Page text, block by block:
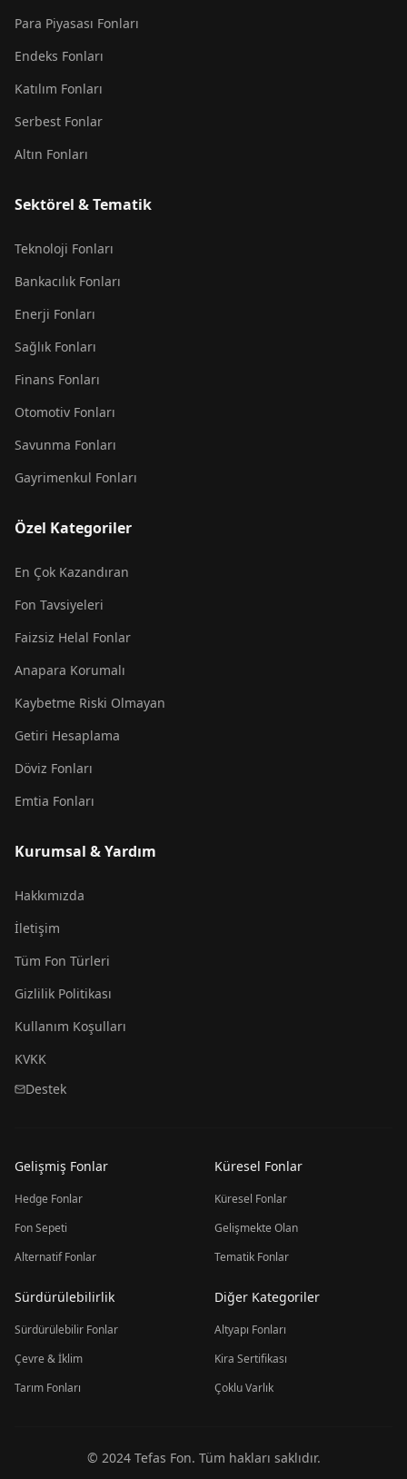
Para Piyasası Fonları
Endeks Fonları
Katılım Fonları
Serbest Fonlar
Altın Fonları
Sektörel & Tematik
Teknoloji Fonları
Bankacılık Fonları
Enerji Fonları
Sağlık Fonları
Finans Fonları
Otomotiv Fonları
Savunma Fonları
Gayrimenkul Fonları
Özel Kategoriler
En Çok Kazandıran
Fon Tavsiyeleri
Faizsiz Helal Fonlar
Anapara Korumalı
Kaybetme Riski Olmayan
Getiri Hesaplama
Döviz Fonları
Emtia Fonları
Kurumsal & Yardım
Hakkımızda
İletişim
Tüm Fon Türleri
Gizlilik Politikası
Kullanım Koşulları
KVKK
Destek
Gelişmiş Fonlar
Hedge Fonlar
Fon Sepeti
Alternatif Fonlar
Küresel Fonlar
Küresel Fonlar
Gelişmekte Olan
Tematik Fonlar
Sürdürülebilirlik
Sürdürülebilir Fonlar
Çevre & İklim
Tarım Fonları
Diğer Kategoriler
Altyapı Fonları
Kira Sertifikası
Çoklu Varlık
© 2024 Tefas Fon. Tüm hakları saklıdır.